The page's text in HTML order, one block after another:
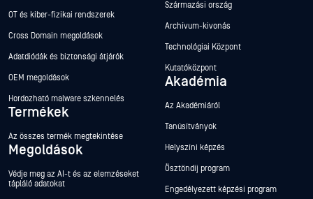
OT és kiber-fizikai rendszerek
Cross Domain megoldások
Adatdiódák és biztonsági átjárók
OEM megoldások
Hordozható malware szkennelés
Termékek
Az összes termék megtekintése
Megoldások
Védje meg az AI-t és az elemzéseket
tápláló adatokat
Származási ország
Archívum-kivonás
Technológiai Központ
Kutatóközpont
Akadémia
Az Akadémiáról
Tanúsítványok
Helyszíni képzés
Ösztöndíj program
Engedélyezett képzési program